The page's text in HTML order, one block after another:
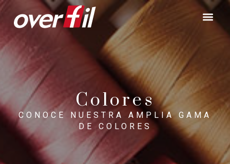
Colores
CONOCE NUESTRA AMPLIA GAMA
DE COLORES